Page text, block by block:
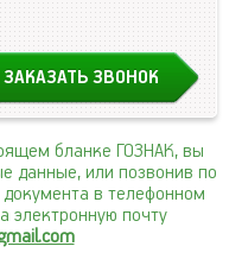
бланке ГОЗНАК, вы
данные, или позвонив по
в телефонном
электронную почту